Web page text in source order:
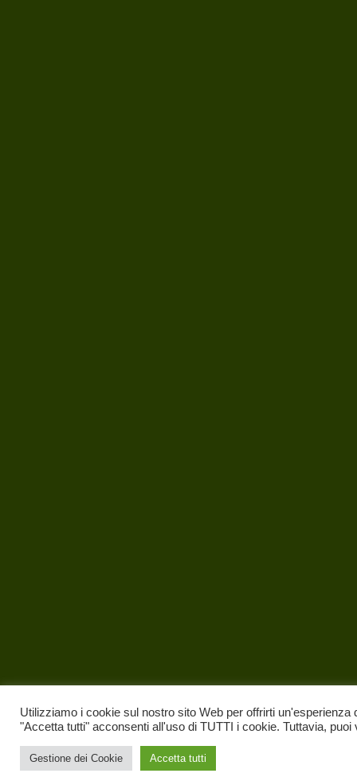
Utilizziamo i cookie sul nostro sito Web per offrirti
"Accetta tutti" acconsenti all'uso di TUTTI i cookie. Tuttavia,
Gestione dei Cookie Accetta tutti